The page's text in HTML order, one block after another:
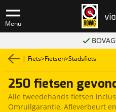
Menu
| Fiets>Fietsen>Stadsfiets
250 fietsen
Alle tweedehands fietsen
Omruilgarantie, Afleverbeurt